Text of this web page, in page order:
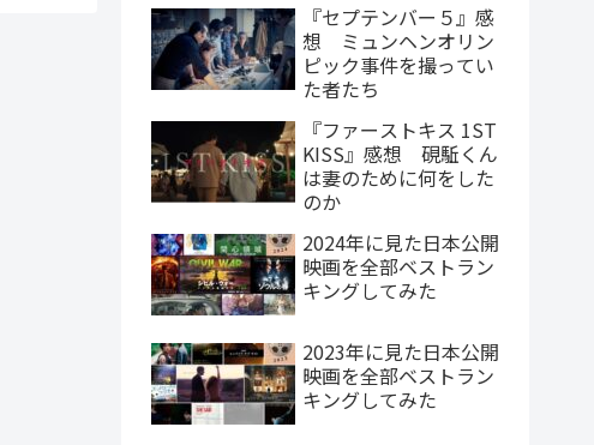
『セプテンバー５』感
想 ミュンヘンオリン
ピック事件を撮ってい
た者たち
『ファーストキス 1ST
KISS』感想 硯駈くん
は妻のために何をした
のか
2024年に見た日本公開
映画を全部ベストラン
キングしてみた
2023年に見た日本公開
映画を全部ベストラン
キングしてみた